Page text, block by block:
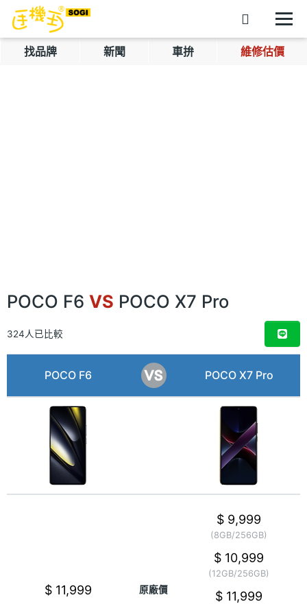
找品牌 新聞 車拚 維修估價
POCO F6 VS POCO X7 Pro
324人已比較
POCO F6 POCO X7 Pro
$ 11,999 原廠價
$ 9,999
(8GB/256GB)
$ 10,999
(12GB/256GB)
$ 11,999